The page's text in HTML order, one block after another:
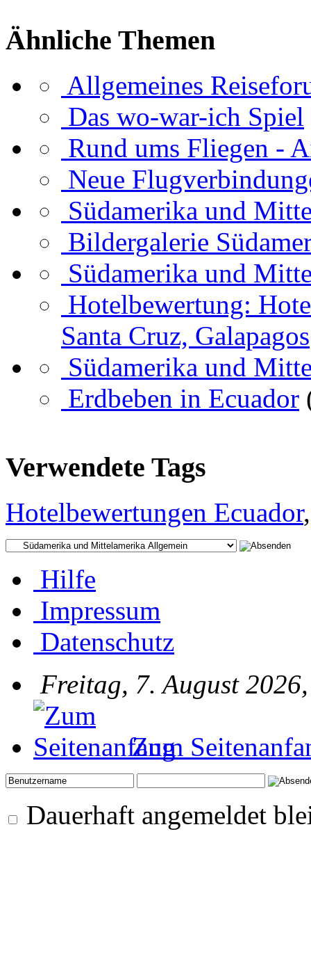
Ähnliche Themen
Allgemeines
Das wo-war-ich Spiel
Rund ums Fliegen -
Neue
Südamerika und
Bildergalerie
Südamerika und
Hotelbewertung:
Santa Cruz, Galapagos
Südamerika und
Erdbeben in Ecuador
Verwendete Tags
Hotelbewertungen Ecuador
Hilfe
Impressum
Datenschutz
Freitag, 7. August
Zum
Dauerhaft angemeldet